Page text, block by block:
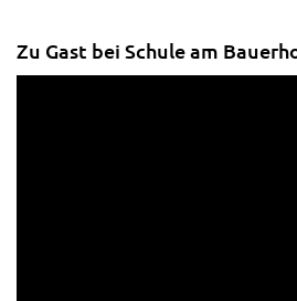
Zu Gast bei Schule am